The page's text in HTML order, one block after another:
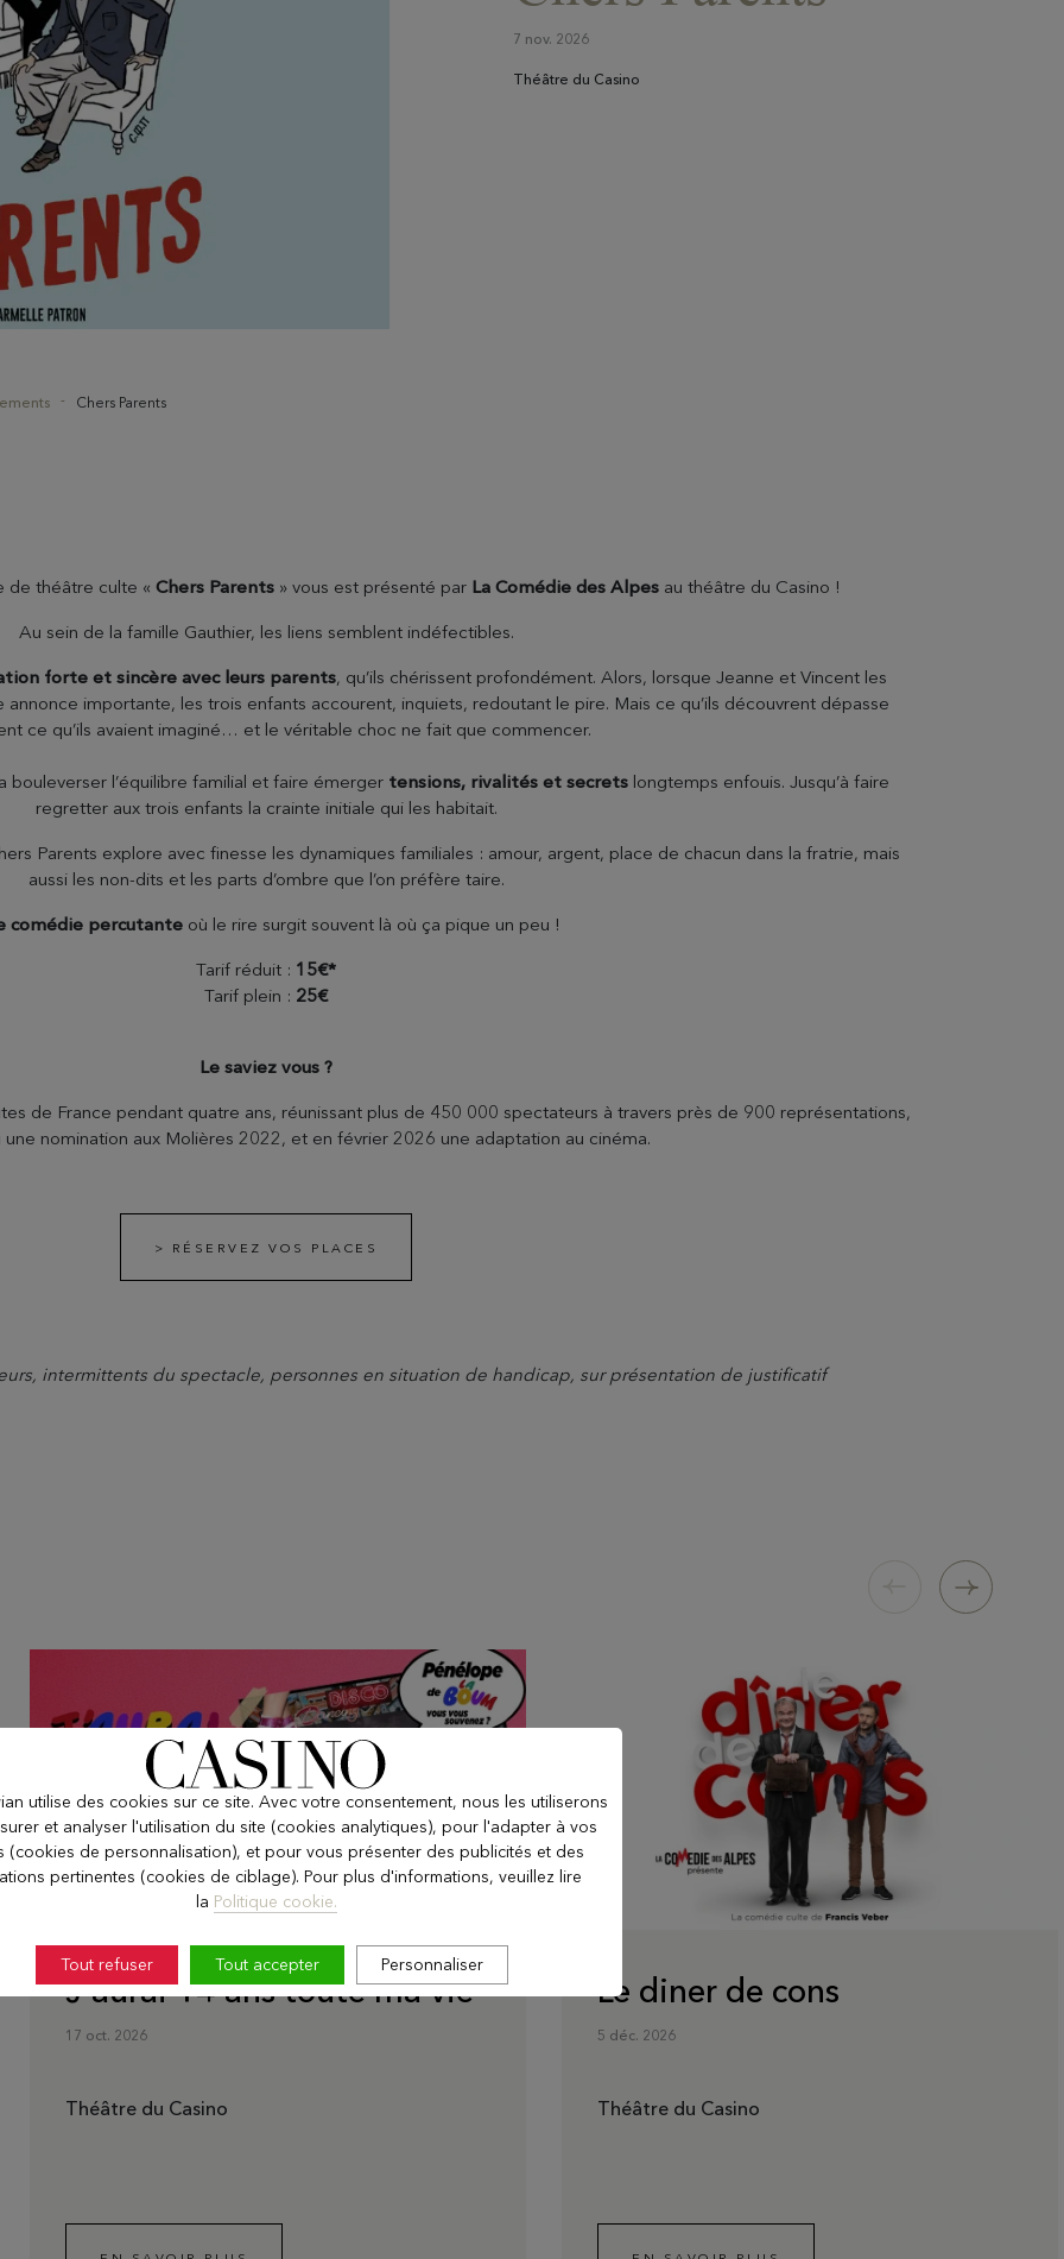
Informations pratiques
7 nov. 2026
Théâtre du Casino
Chers Parents
de théâtre culte « Chers Parents » vous est présenté par La Comédie des Alpes au théâtre du Casino !
Au sein de la famille Gauthier, les liens semblent indéfectibles.
forte et sincère avec leurs parents, qu’ils chérissent profondément. Alors, lorsque Jeanne et Vincent les
importante, les trois enfants accourent, inquiets, redoutant le pire. Mais ce qu’ils découvrent dépasse
ce qu’ils avaient imaginé… et le véritable choc ne fait que commencer.
bouleverser l’équilibre familial et faire émerger tensions, rivalités et secretslongtemps enfouis. Jusqu’à faire
regretter aux trois enfants la crainte initiale qui les habitait.
Parents explore avec finesse les dynamiques familiales : amour, argent, place de chacun dans la fratrie, mais
aussi les non-dits et les parts d’ombre que l’on préfère taire.
comédie percutante où le rire surgit souvent là où ça pique un peu !
Tarif réduit : 15€*
Tarif plein : 25€
Le saviez vous ?
de France pendant quatre ans, réunissant plus de 450 000 spectateurs à travers près de 900 représentations,
une nomination aux Molières 2022, et en février 2026 une adaptation au cinéma.
> RÉSERVEZ VOS PLACES
intermittents du spectacle, personnes en situation de handicap, sur présentation de justificatif
J'aurai 14 ans toute ma vie
17 oct. 2026
Théâtre du Casino
Le diner de cons
5 déc. 2026
Théâtre du Casino
utilise des cookies sur ce site. Avec votre consentement, nous les utiliserons
et analyser l'utilisation du site (cookies analytiques), pour l'adapter à vos
(cookies de personnalisation), et pour vous présenter des publicités et des
pertinentes (cookies de ciblage). Pour plus d'informations, veuillez lire
la Politique cookie.
Tout refuser Tout accepter Personnaliser